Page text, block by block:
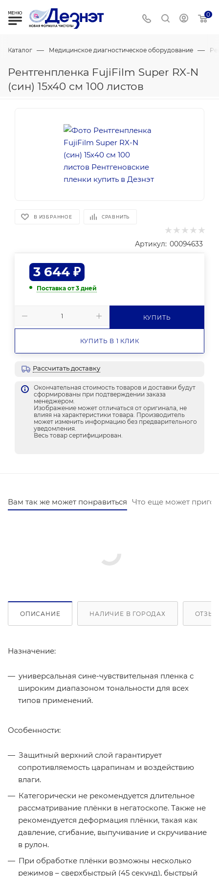
0
Каталог — Медицинское диагностическое оборудование —
Рентгенпленка FujiFilm Super RX-N
(син) 15х40 см 100 листов
В ИЗБРАННОЕ СРАВНИТЬ
Артикул: 00094633
3 644 ₽
Поставка от 3 дней
КУПИТЬ
КУПИТЬ В 1 КЛИК
Рассчитать доставку
Окончательная стоимость товаров и доставки будут
сформированы при подтверждении заказа
менеджером.
Изображение может отличаться от оригинала, не
влияя на характеристики товара. Производитель
может изменить информацию без предварительного
уведомления.
Весь товар сертифицирован.
Вам так же может понравиться Что еще может
ОПИСАНИЕ НАЛИЧИЕ В ГОРОДАХ
Назначение:
универсальная сине-чувствительная пленка с
широким диапазоном тональности для всех
типов применений.
Особенности:
Защитный верхний слой гарантирует
сопротивляемость царапинам и воздействию
влаги.
Категорически не рекомендуется длительное
рассматривание плёнки в негатоскопе. Также не
рекомендуется деформация плёнки, такая как
давление, сгибание, выпучивание и скручивание
в рулон.
При обработке плёнки возможны несколько
режимов – сверхбыстрый (45 секунд), быстрый